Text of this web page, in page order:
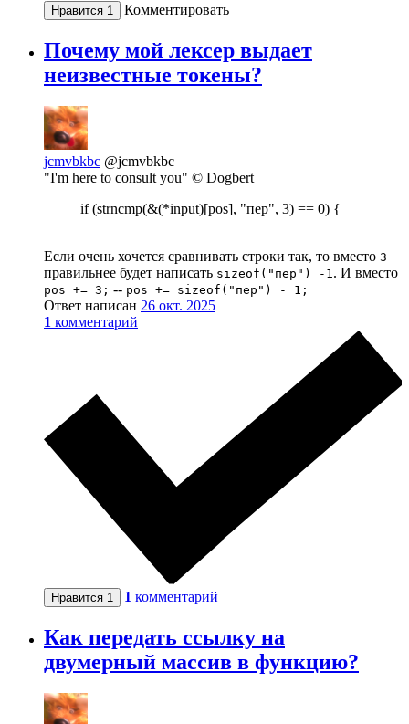
Нравится 1 Комментировать
Почему мой лексер выдает
неизвестные токены?
jcmvbkbc @jcmvbkbc
"I'm here to consult you" © Dogbert
if (strncmp(&(*input)[pos], "пер", 3) == 0) {
Если очень хочется сравнивать строки так, то вместо 3
правильнее будет написать sizeof("пер") -1 . И вместо
pos += 3; -- pos += sizeof("пер") - 1;
Ответ написан 26 окт. 2025
1 комментарий
Нравится 1 1 комментарий
Как передать ссылку на
двумерный массив в функцию?